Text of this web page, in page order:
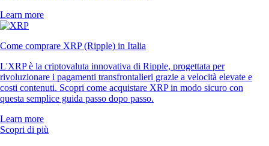
Learn more
Come comprare XRP (Ripple) in Italia
L'XRP è la criptovaluta innovativa di Ripple, progettata per
rivoluzionare i pagamenti transfrontalieri grazie a velocità elevate e
costi contenuti. Scopri come acquistare XRP in modo sicuro con
questa semplice guida passo dopo passo.
Learn more
Scopri di più